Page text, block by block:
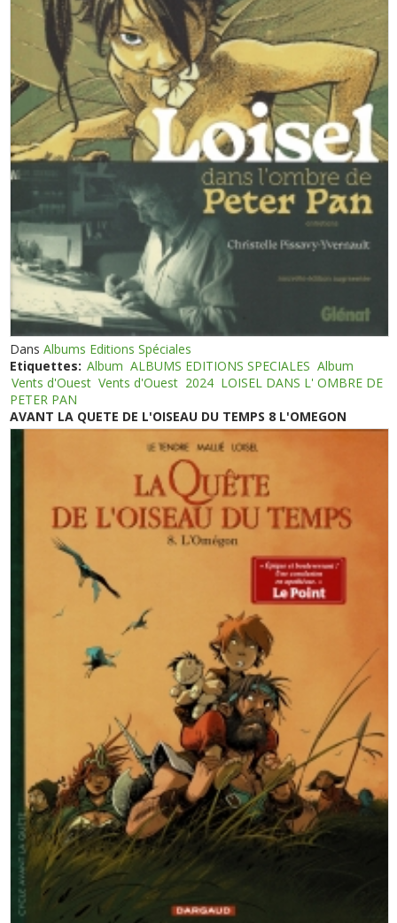
DansAlbums Editions Spéciales
Etiquettes: Album ALBUMS EDITIONS SPECIALES Album
Vents d'Ouest Vents d'Ouest 2024 LOISEL DANS L' OMBRE DE
PETER PAN
AVANT LA QUETE DE L'OISEAU DU TEMPS 8 L'OMEGON